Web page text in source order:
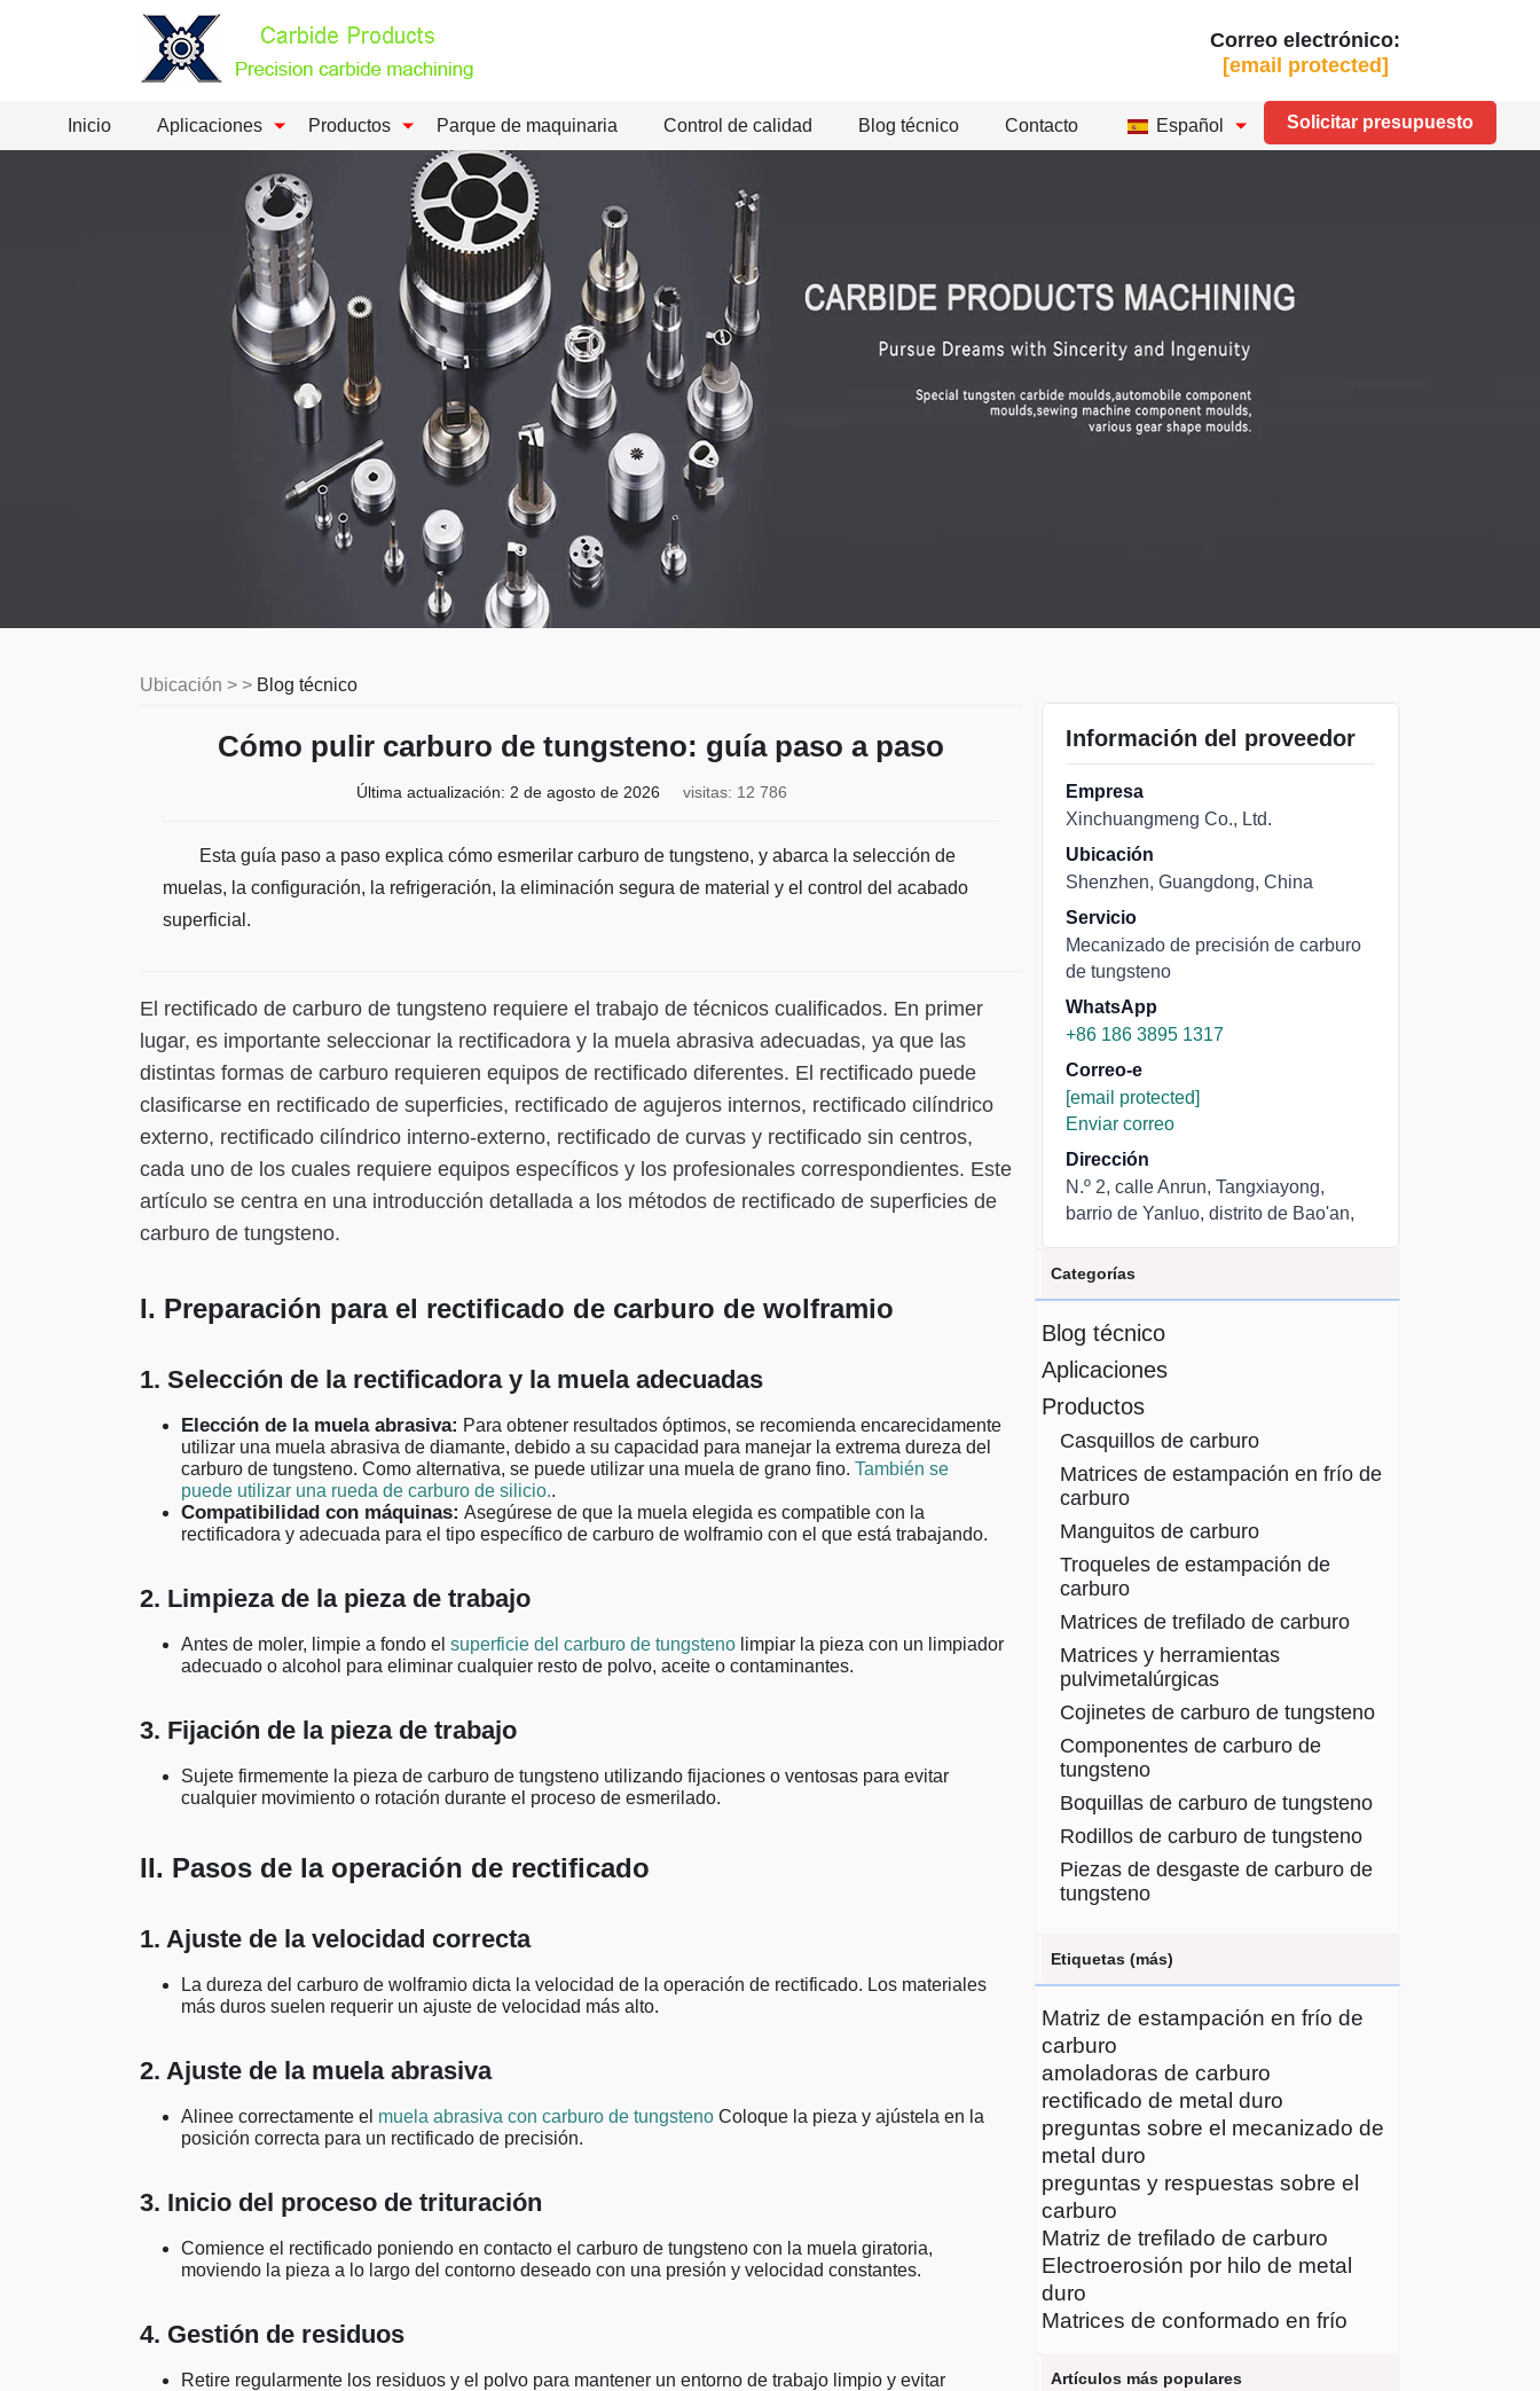
Correo electrónico:
[email protected]
Inicio Aplicaciones Productos Parque de maquinaria Control de calidad Blog técnico Contacto Español Solicitar presupuesto
Ubicación > > Blog técnico
Cómo pulir carburo de tungsteno: guía paso a paso
Última actualización: 2 de agosto de 2026 visitas: 12 786
Esta guía paso a paso explica cómo esmerilar carburo de tungsteno, y abarca la selección de
muelas, la configuración, la refrigeración, la eliminación segura de material y el control del acabado
superficial.
El rectificado de carburo de tungsteno requiere el trabajo de técnicos cualificados. En primer
lugar, es importante seleccionar la rectificadora y la muela abrasiva adecuadas, ya que las
distintas formas de carburo requieren equipos de rectificado diferentes. El rectificado puede
clasificarse en rectificado de superficies, rectificado de agujeros internos, rectificado cilíndrico
externo, rectificado cilíndrico interno-externo, rectificado de curvas y rectificado sin centros,
cada uno de los cuales requiere equipos específicos y los profesionales correspondientes. Este
artículo se centra en una introducción detallada a los métodos de rectificado de superficies de
carburo de tungsteno.
I. Preparación para el rectificado de carburo de wolframio
1. Selección de la rectificadora y la muela adecuadas
Elección de la muela abrasiva: Para obtener resultados óptimos, se recomienda encarecidamente
utilizar una muela abrasiva de diamante, debido a su capacidad para manejar la extrema dureza del
carburo de tungsteno. Como alternativa, se puede utilizar una muela de grano fino. También se
puede utilizar una rueda de carburo de silicio..
Compatibilidad con máquinas: Asegúrese de que la muela elegida es compatible con la
rectificadora y adecuada para el tipo específico de carburo de wolframio con el que está trabajando.
2. Limpieza de la pieza de trabajo
Antes de moler, limpie a fondo el superficie del carburo de tungsteno limpiar la pieza con un limpiador
adecuado o alcohol para eliminar cualquier resto de polvo, aceite o contaminantes.
3. Fijación de la pieza de trabajo
Sujete firmemente la pieza de carburo de tungsteno utilizando fijaciones o ventosas para evitar
cualquier movimiento o rotación durante el proceso de esmerilado.
II. Pasos de la operación de rectificado
1. Ajuste de la velocidad correcta
La dureza del carburo de wolframio dicta la velocidad de la operación de rectificado. Los materiales
más duros suelen requerir un ajuste de velocidad más alto.
2. Ajuste de la muela abrasiva
Alinee correctamente el muela abrasiva con carburo de tungsteno Coloque la pieza y ajústela en la
posición correcta para un rectificado de precisión.
3. Inicio del proceso de trituración
Comience el rectificado poniendo en contacto el carburo de tungsteno con la muela giratoria,
moviendo la pieza a lo largo del contorno deseado con una presión y velocidad constantes.
4. Gestión de residuos
Retire regularmente los residuos y el polvo para mantener un entorno de trabajo limpio y evitar
Información del proveedor
Empresa
Xinchuangmeng Co., Ltd.
Ubicación
Shenzhen, Guangdong, China
Servicio
Mecanizado de precisión de carburo
de tungsteno
WhatsApp
+86 186 3895 1317
Correo-e
[email protected]
Enviar correo
Dirección
N.º 2, calle Anrun, Tangxiayong,
barrio de Yanluo, distrito de Bao'an,
Categorías
Blog técnico
Aplicaciones
Productos
Casquillos de carburo
Matrices de estampación en frío de
carburo
Manguitos de carburo
Troqueles de estampación de
carburo
Matrices de trefilado de carburo
Matrices y herramientas
pulvimetalúrgicas
Cojinetes de carburo de tungsteno
Componentes de carburo de
tungsteno
Boquillas de carburo de tungsteno
Rodillos de carburo de tungsteno
Piezas de desgaste de carburo de
tungsteno
Etiquetas (más)
Matriz de estampación en frío de
carburo
amoladoras de carburo
rectificado de metal duro
preguntas sobre el mecanizado de
metal duro
preguntas y respuestas sobre el
carburo
Matriz de trefilado de carburo
Electroerosión por hilo de metal
duro
Matrices de conformado en frío
Artículos más populares